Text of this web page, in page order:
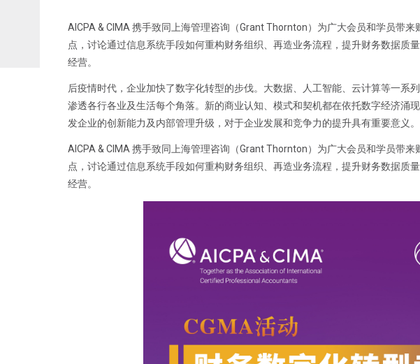
AICPA & CIMA 携手致同上海管理咨询（Grant Thornton）为广大会员和学员带
点，讨论通过信息系统手段如何重构财务组织、再造业务流程，提升财务数据质
经营。
后疫情时代，企业加快了数字化转型的步伐。大数据、人工智能、云计算等一系
渗透各行各业及生活每个角落。新的商业认知、模式和契机都在依托数字经济涌
发企业的创新能力及内部管理升级，对于企业发展和竞争力的提升具有重要意义。
AICPA & CIMA 携手致同上海管理咨询（Grant Thornton）为广大会员和学员带
点，讨论通过信息系统手段如何重构财务组织、再造业务流程，提升财务数据质
经营。